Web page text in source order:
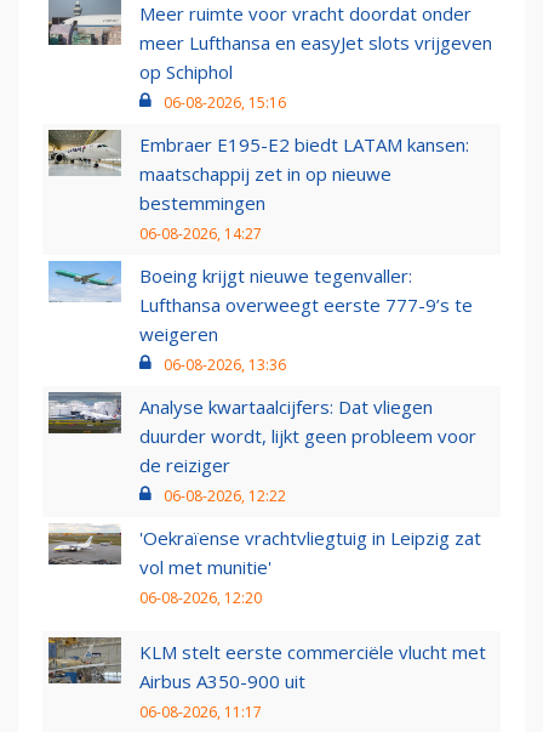
Meer ruimte voor vracht doordat onder
meer Lufthansa en easyJet slots vrijgeven
op Schiphol
06-08-2026, 15:16
Embraer E195-E2 biedt LATAM kansen:
maatschappij zet in op nieuwe
bestemmingen
06-08-2026, 14:27
Boeing krijgt nieuwe tegenvaller:
Lufthansa overweegt eerste 777-9’s te
weigeren
06-08-2026, 13:36
Analyse kwartaalcijfers: Dat vliegen
duurder wordt, lijkt geen probleem voor
de reiziger
06-08-2026, 12:22
'Oekraïense vrachtvliegtuig in Leipzig zat
vol met munitie'
06-08-2026, 12:20
KLM stelt eerste commerciële vlucht met
Airbus A350-900 uit
06-08-2026, 11:17